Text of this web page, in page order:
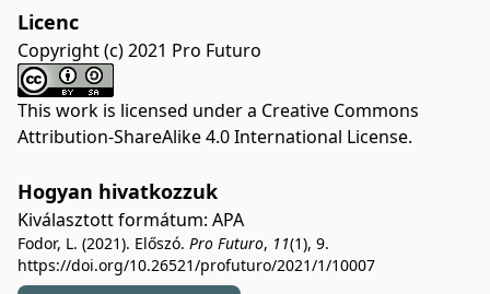
Licenc
Copyright (c) 2021 Pro Futuro
This work is licensed under a Creative Commons
Attribution-ShareAlike 4.0 International License.
Hogyan hivatkozzuk
Kiválasztott formátum: APA
Fodor, L. (2021). Előszó. Pro Futuro, 11(1), 9.
https://doi.org/10.26521/profuturo/2021/1/10007